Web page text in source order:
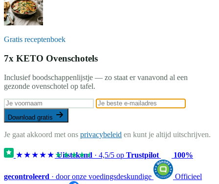
Gratis receptenboek
7x KETO Ovenschotels
Inclusief boodschappenlijstje — zo staat er vanavond al een
gezonde ovenschotel op tafel.
Download gratis
Je gaat akkoord met ons privacybeleid en kunt je altijd uitschrijven.
★★★★★★★★★★
Uitstekend · 4,5/5 op Trustpilot 100%
gecontroleerd · door onze voedingsdeskundige
Officieel